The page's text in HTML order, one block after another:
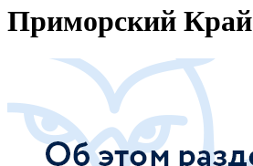
Приморский Край